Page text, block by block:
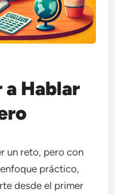
a Hablar
un reto, pero con
práctico,
desde el primer